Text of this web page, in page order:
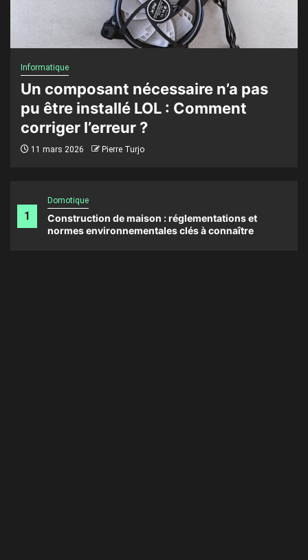
1
Domotique
Construction de maison : réglementations et
normes environnementales clés à connaître
Informatique
Un composant nécessaire n’a pas
pu être installé LOL : Comment
corriger l’erreur ?
11 mars 2026 Pierre Turjo